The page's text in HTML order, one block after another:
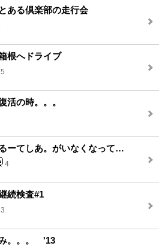
ある倶楽部の走行会
根へドライブ
5
活の時。。。
ーてしあ。がいなくなって…
4
続検査#1
3
。。。 '13